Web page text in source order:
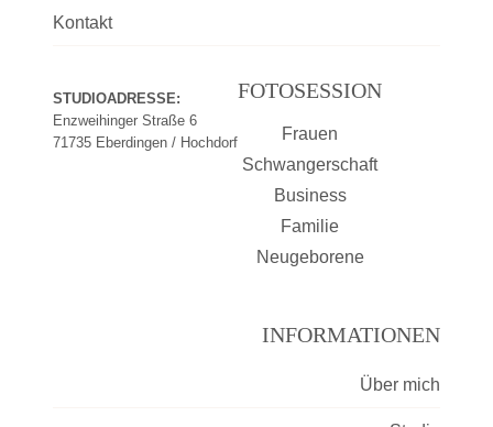
Kontakt
STUDIOADRESSE:
Enzweihinger Straße 6
71735 Eberdingen / Hochdorf
FOTOSESSION
Frauen
Schwangerschaft
Business
Familie
Neugeborene
INFORMATIONEN
Über mich